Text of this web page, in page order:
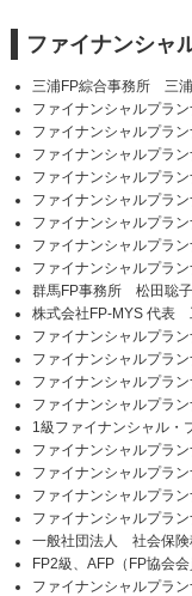
ファイナンシャ
三浦FP綜合事務所 三
ファイナンシャルプラ
ファイナンシャルプラ
ファイナンシャルプラ
ファイナンシャルプラ
ファイナンシャルプラ
ファイナンシャルプラ
ファイナンシャルプラ
ファイナンシャルプラ
群馬FP事務所 松田聡子
株式会社FP-MYS 代表
ファイナンシャルプラ
ファイナンシャルプラ
ファイナンシャルプラ
ファイナンシャルプラ
1級ファイナンシャル
ファイナンシャルプラ
ファイナンシャルプラ
ファイナンシャルプラ
ファイナンシャルプラ
一般社団法人 社会保
FP2級、AFP（FP協会
ファイナンシャルプラ